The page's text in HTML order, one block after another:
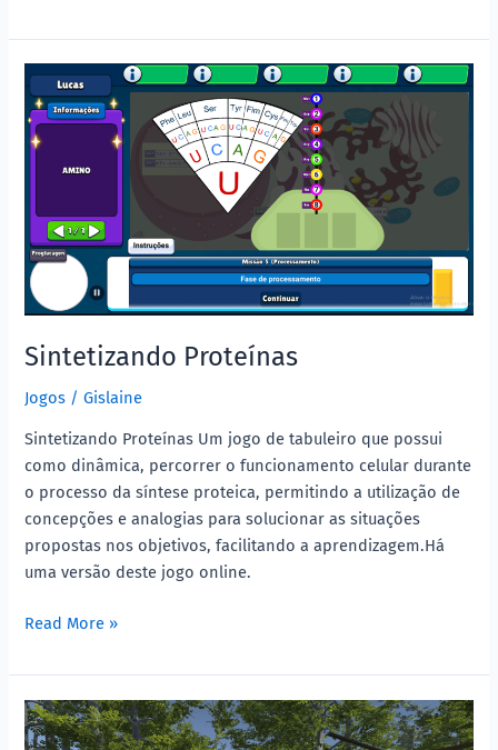
Sintetizando Proteínas
Jogos /Gislaine
Sintetizando Proteínas Um jogo de tabuleiro que possui
como dinâmica, percorrer o funcionamento celular durante
o processo da síntese proteica, permitindo a utilização de
concepções e analogias para solucionar as situações
propostas nos objetivos, facilitando a aprendizagem.Há
uma versão deste jogo online.
Sintetizando
Proteínas
Read More »
Floresta
Amazônica